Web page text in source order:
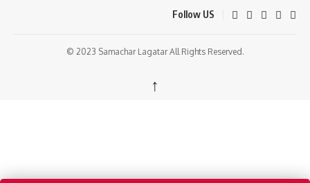
Follow US
© 2023 Samachar Lagatar All Rights Reserved.
↑